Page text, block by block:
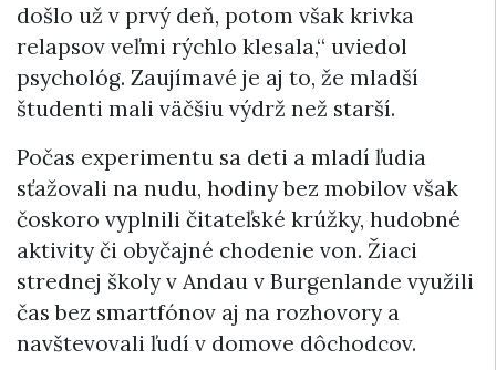
došlo už v prvý deň, potom však krivka
relapsov veľmi rýchlo klesala,“ uviedol
psychológ. Zaujímavé je aj to, že mladší
študenti mali väčšiu výdrž než starší.
Počas experimentu sa deti a mladí ľudia
sťažovali na nudu, hodiny bez mobilov však
čoskoro vyplnili čitateľské krúžky, hudobné
aktivity či obyčajné chodenie von. Žiaci
strednej školy v Andau v Burgenlande využili
čas bez smartfónov aj na rozhovory a
navštevovali ľudí v domove dôchodcov.